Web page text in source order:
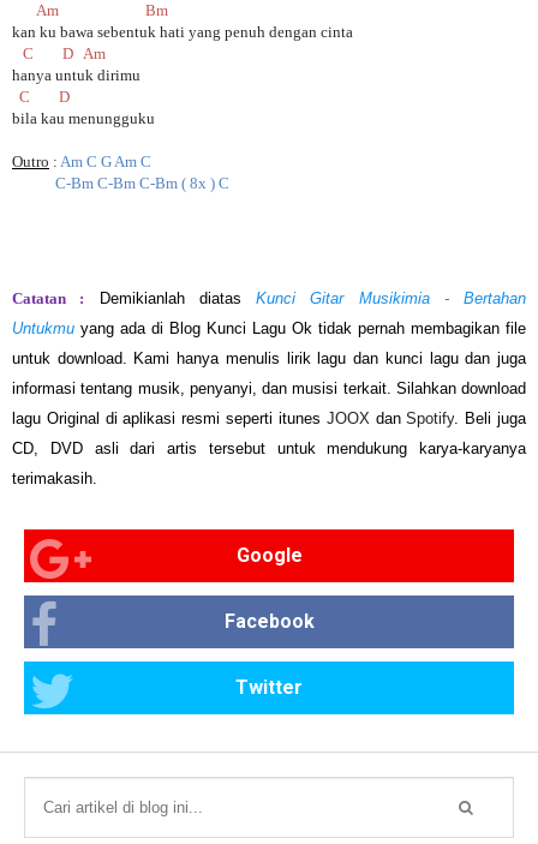
Am Bm
kan ku bawa sebentuk hati yang penuh dengan cinta
C D Am
hanya untuk dirimu
C D
bila kau menungguku
Outro : Am C G Am C
C-Bm C-Bm C-Bm ( 8x ) C
Catatan : Demikianlah diatas Kunci Gitar Musikimia - Bertahan
Untukmu yang ada di Blog Kunci Lagu Ok tidak pernah membagikan file
untuk download. Kami hanya menulis lirik lagu dan kunci lagu dan juga
informasi tentang musik, penyanyi, dan musisi terkait. Silahkan download
lagu Original di aplikasi resmi seperti itunes JOOXdanSpotify. Beli juga
CD, DVD asli dari artis tersebut untuk mendukung karya-karyanya
terimakasih.
Google
Facebook
Twitter